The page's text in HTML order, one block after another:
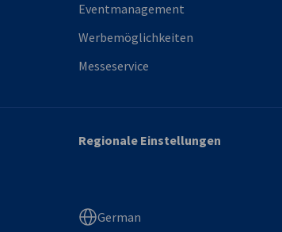
Eventmanagement
Werbemöglichkeiten
Messeservice
Regionale Einstellungen
German